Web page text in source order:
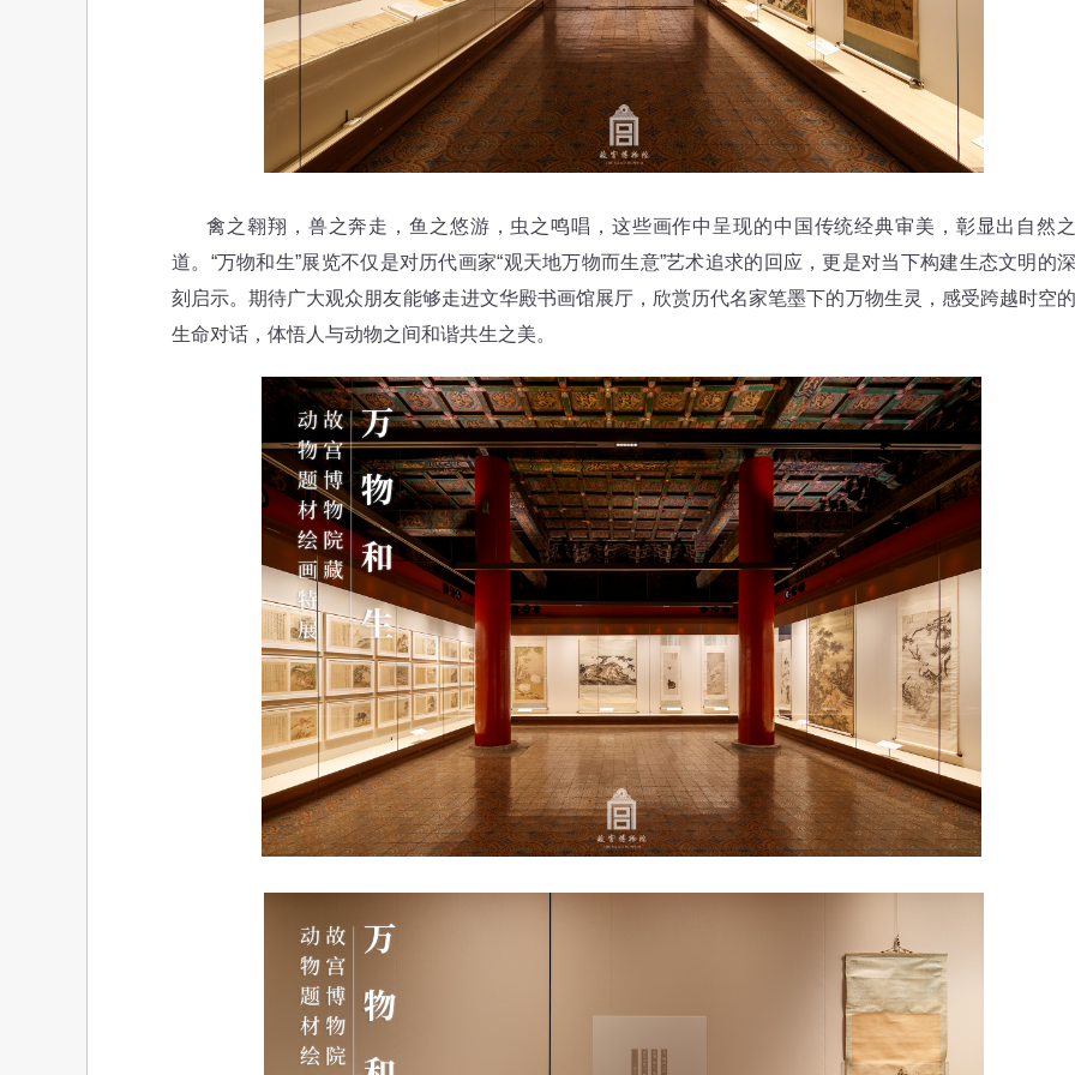
禽之翱翔，兽之奔走，鱼之悠游，虫之鸣唱，这些画作中呈现的中国传统经典审美，彰显出自然之
道。“万物和生”展览不仅是对历代画家“观天地万物而生意”艺术追求的回应，更是对当下构建生态文明的深
刻启示。期待广大观众朋友能够走进文华殿书画馆展厅，欣赏历代名家笔墨下的万物生灵，感受跨越时空的
生命对话，体悟人与动物之间和谐共生之美。